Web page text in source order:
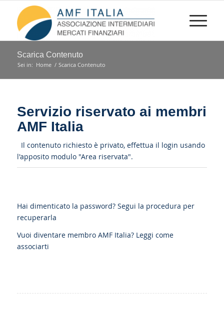
Scarica Contenuto
Sei in: Home / Scarica Contenuto
Servizio riservato ai membri
AMF Italia
Il contenuto richiesto è privato, effettua il login usando
l'apposito modulo "Area riservata".
Hai dimenticato la password? Segui la procedura per
recuperarla
Vuoi diventare membro AMF Italia? Leggi come
associarti